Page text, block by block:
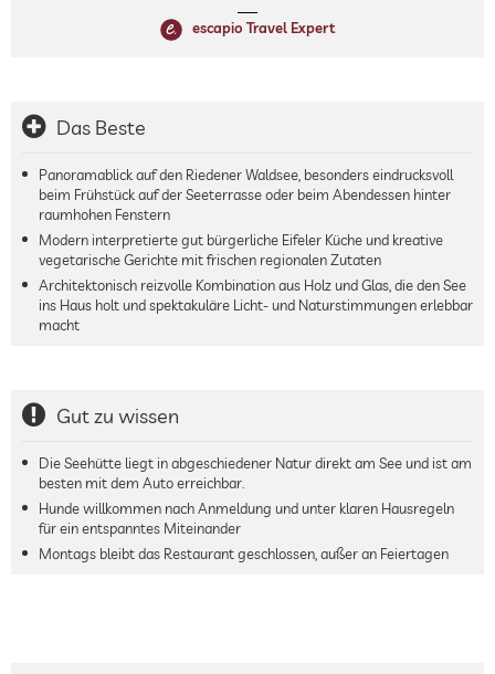
escapio Travel Expert
Das Beste
Panoramablick auf den Riedener Waldsee, besonders eindrucksvoll
beim Frühstück auf der Seeterrasse oder beim Abendessen hinter
raumhohen Fenstern
Modern interpretierte gut bürgerliche Eifeler Küche und kreative
vegetarische Gerichte mit frischen regionalen Zutaten
Architektonisch reizvolle Kombination aus Holz und Glas, die den See
ins Haus holt und spektakuläre Licht- und Naturstimmungen erlebbar
macht
Gut zu wissen
Die Seehütte liegt in abgeschiedener Natur direkt am See und ist am
besten mit dem Auto erreichbar.
Hunde willkommen nach Anmeldung und unter klaren Hausregeln
für ein entspanntes Miteinander
Montags bleibt das Restaurant geschlossen, außer an Feiertagen